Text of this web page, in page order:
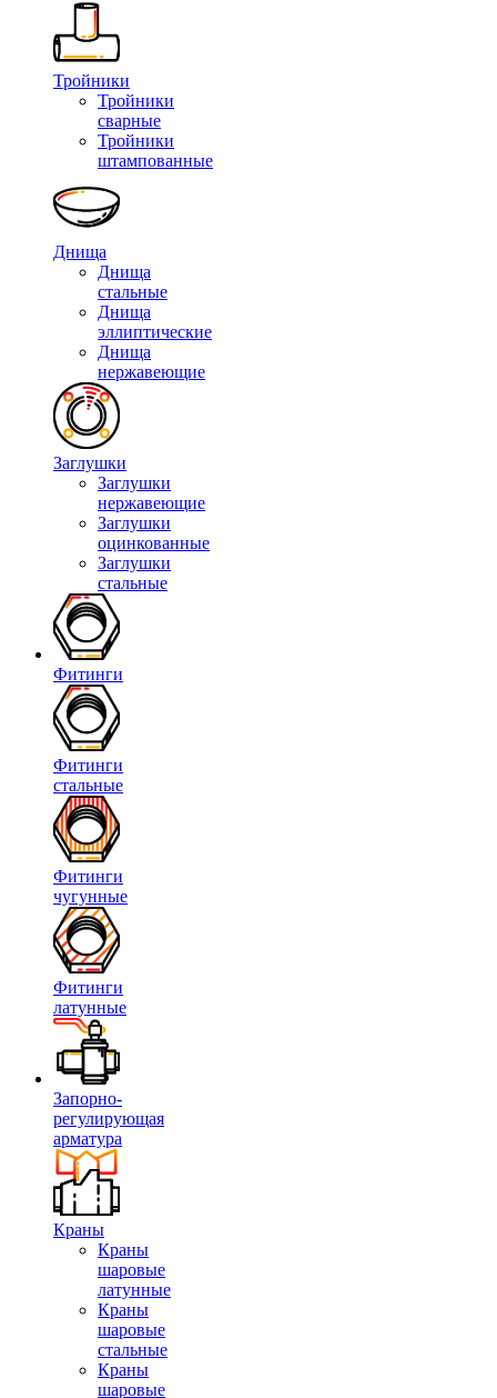
Тройники
Тройники
сварные
Тройники
штампованные
Днища
Днища
стальные
Днища
эллиптические
Днища
нержавеющие
Заглушки
Заглушки
нержавеющие
Заглушки
оцинкованные
Заглушки
стальные
Фитинги
Фитинги
стальные
Фитинги
чугунные
Фитинги
латунные
Запорно-
регулирующая
арматура
Краны
Краны
шаровые
латунные
Краны
шаровые
стальные
Краны
шаровые